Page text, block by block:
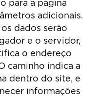
para a página
adicionais.
dados serão
e o servidor,
o endereço
caminho indica a
dentro do site, e
informações